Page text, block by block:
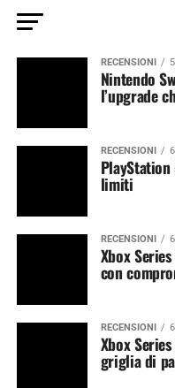
RECENSIONI
Nintendo
l’upgrade
RECENSIONI
limiti
RECENSIONI
Xbox
con
RECENSIONI
Xbox
griglia di